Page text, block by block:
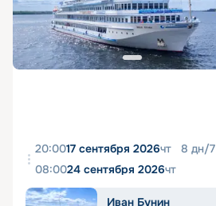
20:0017 сентября 2026чт 8 дн/7
08:0024 сентября 2026чт
Иван Бунин